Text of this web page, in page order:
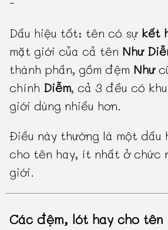
Dấu hiệu tốt: tên có sự kết
mặt giới của cả tên Như
thành phần, gồm đệm Như
chính Diễm, cả 3 đều có
giới dùng nhiều hơn.
Điều này thường là một dấu
cho tên hay, ít nhất ở chức
giới.
Các đệm, lót hay cho tên